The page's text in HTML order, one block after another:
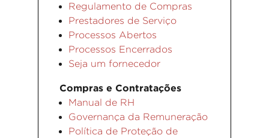
Regulamento de Compras
Prestadores de Serviço
Processos Abertos
Processos Encerrados
Seja um fornecedor
Compras e Contratações
Manual de RH
Governança da Remuneração
Política de Proteção de